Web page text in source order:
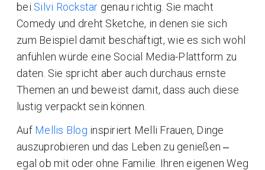
bei Silvi Rockstar genau richtig. Sie macht
Comedy und dreht Sketche, in denen sie sich
zum Beispiel damit beschäftigt, wie es sich wohl
anfühlen würde eine Social Media-Plattform zu
daten. Sie spricht aber auch durchaus ernste
Themen an und beweist damit, dass auch diese
lustig verpackt sein können.
Auf Mellis Blog inspiriert Melli Frauen, Dinge
auszuprobieren und das Leben zu genießen ‒
egal ob mit oder ohne Familie. Ihren eigenen Weg